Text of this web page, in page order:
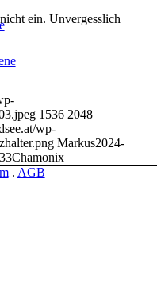
ein. Unvergesslich
1536 2048
wp-
Markus2024-
Chamonix
. AGB